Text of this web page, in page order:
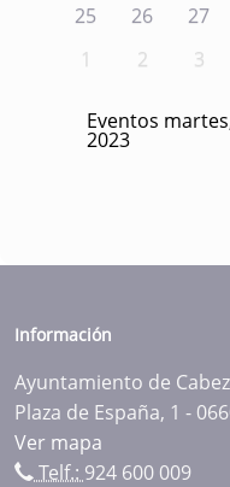
25
26 27
1
2 3
Eventos
2023
Información
Ayuntamiento de
Plaza de España, 1 -
Ver mapa
Telf.: 924 600 009